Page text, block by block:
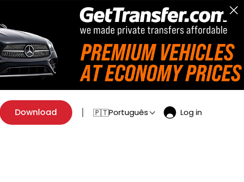
Download 🇵🇹Português Log in